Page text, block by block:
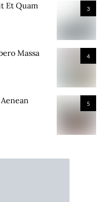
3
Et Quam
4
Massa
5